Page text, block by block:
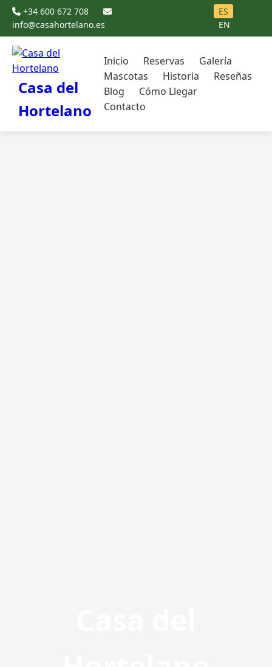
+34 600 672 708
info@casahortelano.es
ES
EN
Casa del
Hortelano
Inicio Reservas
Galería
Mascotas
Historia
Reseñas
Blog
Cómo Llegar
Contacto